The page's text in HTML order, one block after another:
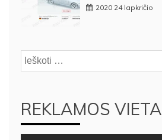
2020 24 lapkričio
Ieškoti:
REKLAMOS VIETA